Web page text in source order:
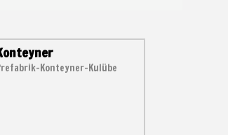
Konteyner-Kulübe